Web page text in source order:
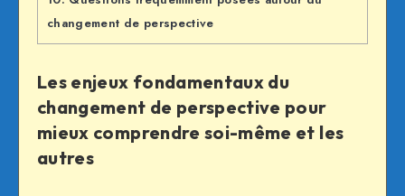
changement de perspective
Les enjeux fondamentaux du
changement de perspective pour
mieux comprendre soi-même et les
autres